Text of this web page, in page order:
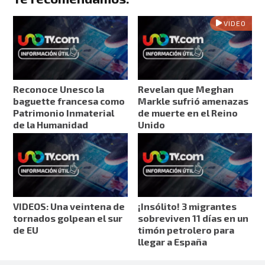
Reconoce Unesco la
baguette francesa como
Patrimonio Inmaterial
de la Humanidad
VIDEO
Revelan que Meghan
Markle sufrió amenazas
de muerte en el Reino
Unido
VIDEOS: Una veintena de
tornados golpean el sur
de EU
¡Insólito! 3 migrantes
sobreviven 11 días en un
timón petrolero para
llegar a España